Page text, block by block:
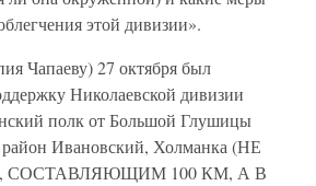
этой дивизии».
Чапаеву) 27 октября был
Николаевской дивизии
полк от Большой Глушицы
район Ивановский, Холманка (НЕ
100 КМ, А В